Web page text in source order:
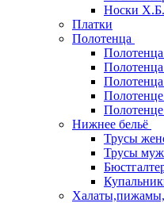
Носки Х.Б.
Платки
Полотенца
Нижнее бельё
Трусы
Трусы